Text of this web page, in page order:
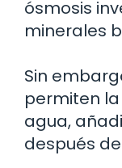
ósmosis
minerales
Sin
permiten
agua,
después